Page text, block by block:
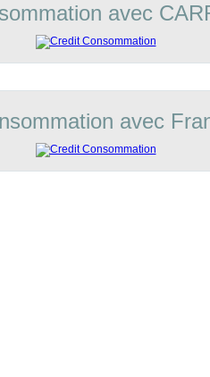
avec
avec